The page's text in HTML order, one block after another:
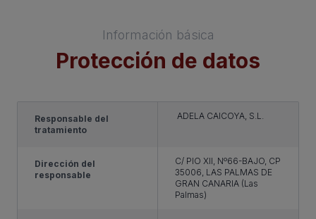
Información básica
Protección de datos
Responsable del
tratamiento
ADELA CAICOYA, S.L.
Dirección del
responsable
C/ PIO XII, Nº66-BAJO, CP
35006, LAS PALMAS DE
GRAN CANARIA (Las
Palmas)